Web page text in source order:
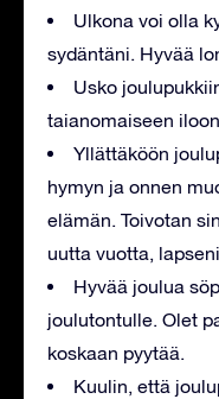
Ulkona voi olla
sydäntäni. Hyvää
Usko
taianomaiseen
Yllättäköön
hymyn ja onnen
elämän. Toivotan
uutta vuotta,
Hyvää joulua
joulutontulle. Olet
koskaan pyytää.
Kuulin, että